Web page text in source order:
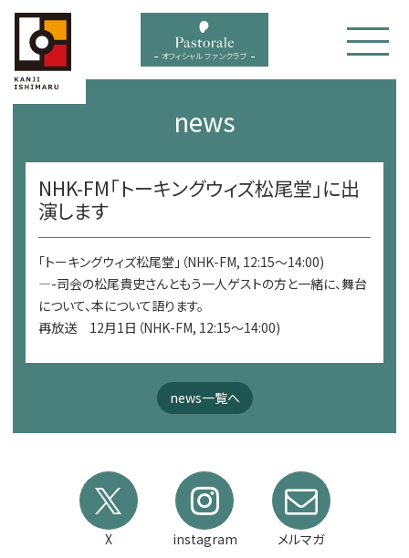
menu オフィシャル ファンクラブ
news
NHK-FM「トーキングウィズ松尾堂」に出
演します
「トーキングウィズ松尾堂」（NHK-FM, 12:15～14:00)
—-司会の松尾貴史さんともう一人ゲストの方と一緒に、舞台
について、本について語ります。
再放送 12月1日（NHK-FM, 12:15～14:00)
news一覧へ
X instagram メルマガ